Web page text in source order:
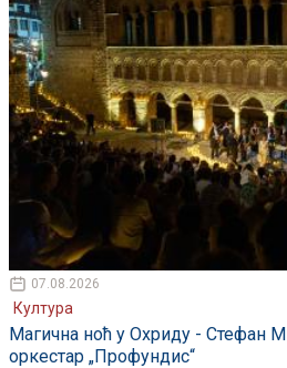
07.08.2026
Култура
Магична ноћ у Охриду - Стефан
оркестар „Профундис“